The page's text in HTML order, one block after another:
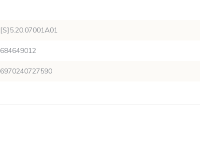
[S]5.20.07001A01
684649012
6970240727590